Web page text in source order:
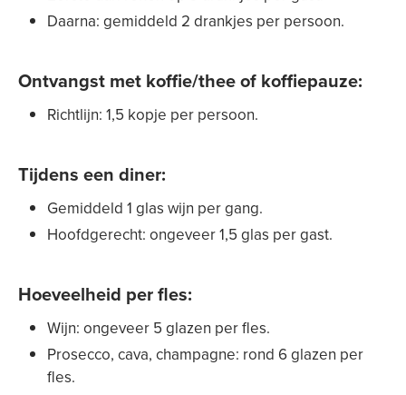
Daarna: gemiddeld 2 drankjes per persoon.
Ontvangst met koffie/thee of koffiepauze:
Richtlijn: 1,5 kopje per persoon.
Tijdens een diner:
Gemiddeld 1 glas wijn per gang.
Hoofdgerecht: ongeveer 1,5 glas per gast.
Hoeveelheid per fles:
Wijn: ongeveer 5 glazen per fles.
Prosecco, cava, champagne: rond 6 glazen per
fles.